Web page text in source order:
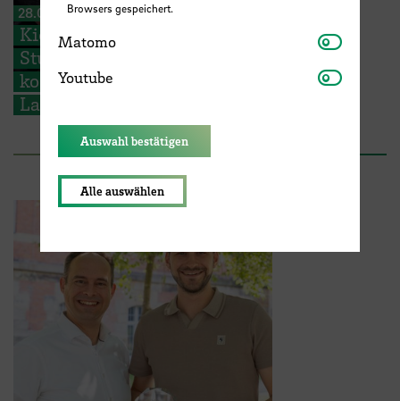
28.07.2026
Kieserling Stiftung ermöglicht 48
Studierenden der Hochschule Bremen
kostenlose Zertifikatskurse zur
Ladungssicherung
Browsers gespeichert.
Matomo Matomo
Youtube Youtube
Auswahl bestätigen
Alle auswählen